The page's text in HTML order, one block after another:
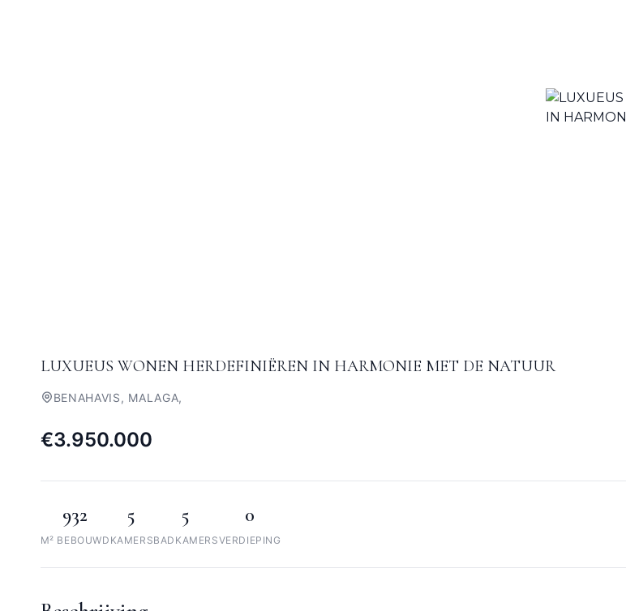
LUXUEUS WONEN HERDEFINIËREN IN HARMONIE MET DE NATUUR
BENAHAVIS, MALAGA,
€3.950.000
932
M² BEBOUWD
5
KAMERS
5
BADKAMERS
0
VERDIEPING